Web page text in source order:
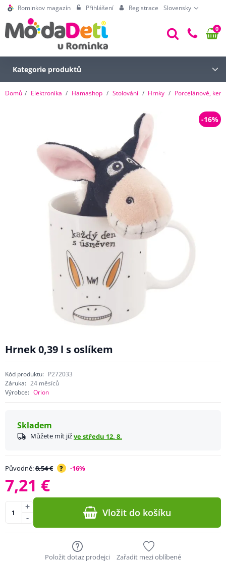
Rominkov magazín Přihlášení Registrace Slovensky
0
Kategorie produktů
Domů Elektronika Hamashop Stolování Hrnky Porcelánové,
-16%
Hrnek 0,39 l s oslíkem
Kód produktu: P272033
Záruka: 24 měsíců
Výrobce: Orion
Skladem
Můžete mít jižve středu 12. 8.
Původně:8,54 € ? -16%
7,21 €
-
+ Vložit do košíku
Položit dotaz prodejci Zařadit mezi oblíbené